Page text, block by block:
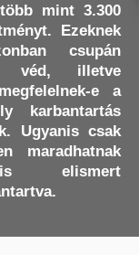
mint 3.300
Ezeknek
csupán
véd, illetve
e a
karbantartás
Ugyanis csak
maradhatnak
elismert